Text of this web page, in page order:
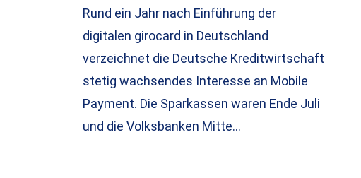
Rund ein Jahr nach Einführung der
digitalen girocard in Deutschland
verzeichnet die Deutsche Kreditwirtschaft
stetig wachsendes Interesse an Mobile
Payment. Die Sparkassen waren Ende Juli
und die Volksbanken Mitte…